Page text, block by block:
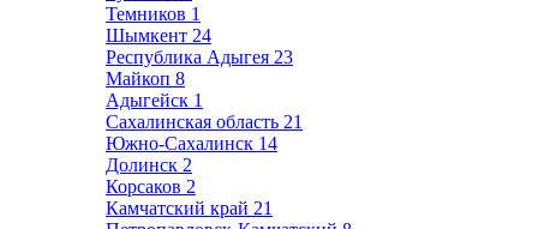
Темников 1
Шымкент 24
Республика Адыгея 23
Майкоп 8
Адыгейск 1
Сахалинская область 21
Южно-Сахалинск 14
Долинск 2
Корсаков 2
Камчатский край 21